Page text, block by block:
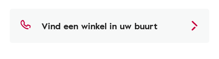
Vind een winkel in uw buurt